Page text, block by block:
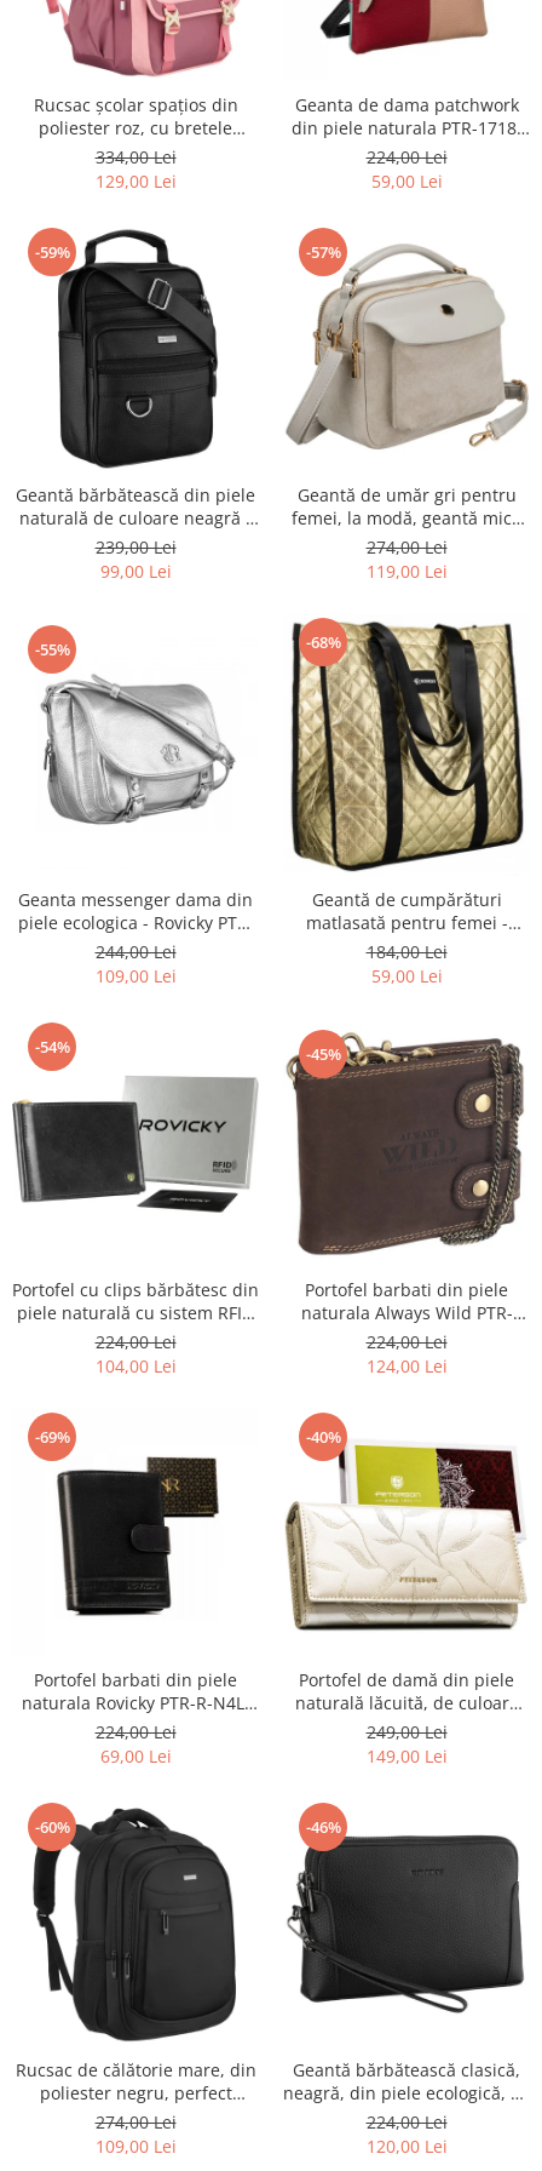
Rucsac școlar spațios din
poliester roz, cu bretele
reglabile - Peterson PTR-PTN
8610-1327 PINK
334,00 Lei
129,00 Lei
Geanta de dama patchwork
din piele naturala PTR-1718-
SKL-6922 MULTI
224,00 Lei
59,00 Lei
-59%
Geantă bărbătească din piele
naturală de culoare neagră -
Rovicky PTR-R-ST7-01-7571-
BLACK
239,00 Lei
99,00 Lei
-57%
Geantă de umăr gri pentru
femei, la modă, geantă mică
urbană cu fermoar, piele
ecologică - Peterson PTR-PTN
MX02-P-7700
274,00 Lei
119,00 Lei
-55%
Geanta messenger dama din
piele ecologica - Rovicky PTR-
R-TOR-ALE-2-3776 SIL
244,00 Lei
109,00 Lei
-68%
Geantă de cumpărături
matlasată pentru femei -
Rovicky PTR-RSPV-001P-5277
GOLD
184,00 Lei
59,00 Lei
-54%
Portofel cu clips bărbătesc din
piele naturală cu sistem RFID
- Rovicky PTR-N1908-RVT-9799
BLACK
224,00 Lei
104,00 Lei
-45%
Portofel barbati din piele
naturala Always Wild PTR-
2900-BIC
224,00 Lei
124,00 Lei
-69%
Portofel barbati din piele
naturala Rovicky PTR-R-N4L-
GAT-8922 B+B
224,00 Lei
69,00 Lei
-40%
Portofel de damă din piele
naturală lăcuită, de culoare
bej, cu închidere cu capsă -
Peterson
249,00 Lei
149,00 Lei
-60%
Rucsac de călătorie mare, din
poliester negru, perfect
pentru bagajul de mână -
Rovicky PTR-R-BHX-05-1020
274,00 Lei
109,00 Lei
-46%
Geantă bărbătească clasică,
neagră, din piele ecologică, cu
fermoar - Rovicky PTR-R-SDR-
01-1631 BLACK
224,00 Lei
120,00 Lei